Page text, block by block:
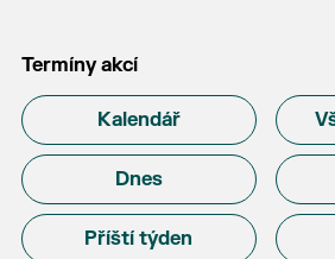
Termíny akcí
Kalendář
Dnes
Příští týden